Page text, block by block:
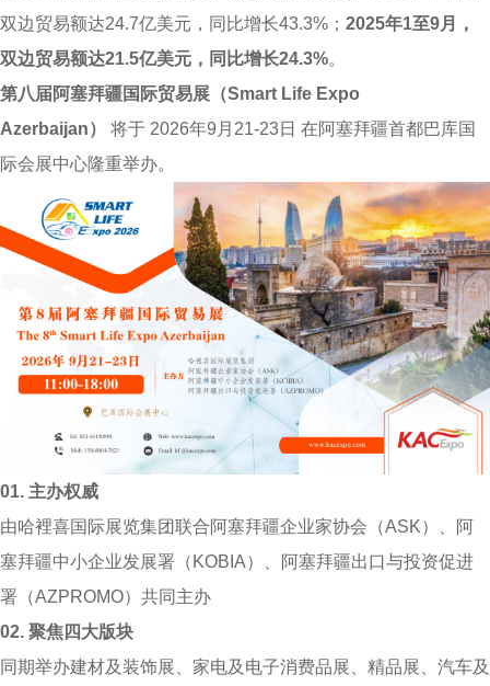
双边贸易额达24.7亿美元，同比增长43.3%； 2025年1至9月，
双边贸易额达21.5亿美元，同比增长24.3%。
第八届阿塞拜疆国际贸易展（Smart Life Expo
Azerbaijan）
将于 2026年9月21-23日 在阿塞拜疆首都巴库国
际会展中心隆重举办。
01. 主办权威
由哈裡喜国际展览集团联合阿塞拜疆企业家协会（ASK）、阿
塞拜疆中小企业发展署（KOBIA）、阿塞拜疆出口与投资促进
署（AZPROMO）共同主办
02. 聚焦四大版块
同期举办建材及装饰展、家电及电子消费品展、精品展、汽车及